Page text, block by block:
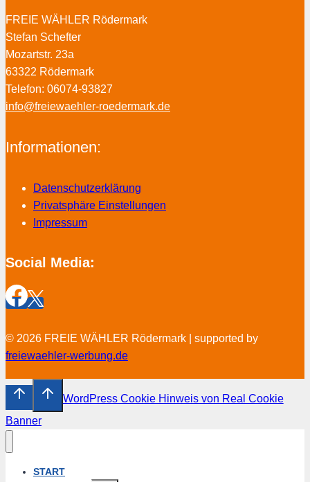
FREIE WÄHLER Rödermark
Stefan Schefter
Mozartstr. 23a
63322 Rödermark
Telefon: 06074-93827
info@freiewaehler-roedermark.de
Informationen:
Datenschutzerklärung
Privatsphäre Einstellungen
Impressum
Social Media:
© 2026 FREIE WÄHLER Rödermark | supported by
freiewaehler-werbung.de
WordPress Cookie Hinweis von Real Cookie
Banner
START